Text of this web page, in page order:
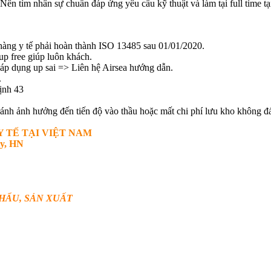
tìm nhân sự chuẩn đáp ứng yêu cầu kỹ thuật và làm tại full time
y tế phải hoàn thành ISO 13485 sau 01/01/2020.
free giúp luôn khách.
dụng up sai => Liên hệ Airsea hướng dẫn.
43
ảnh hưởng đến tiến độ vào thầu hoặc mất chi phí lưu kho
TẾ TẠI VIỆT NAM
HN
SẢN XUẤT